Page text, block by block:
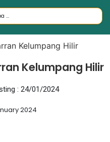
Kelumpang Hilir
: 24/01/2024
2024